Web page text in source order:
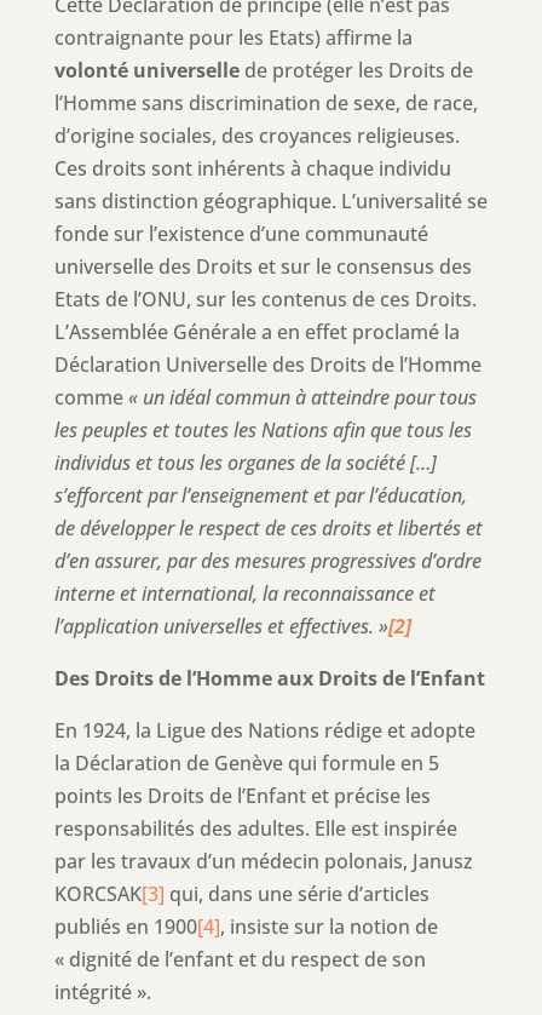
contraignante pour les Etats) affirme la
volonté universellede protéger les Droits de
l’Homme sans discrimination de sexe, de race,
d’origine sociales, des croyances religieuses.
Ces droits sont inhérents à chaque individu
sans distinction géographique. L’universalité se
fonde sur l’existence d’une communauté
universelle des Droits et sur le consensus des
Etats de l’ONU, sur les contenus de ces Droits.
L’Assemblée Générale a en effet proclamé la
Déclaration Universelle des Droits de l’Homme
comme« un idéal commun à atteindre pour tous
les peuples et toutes les Nations afin que tous les
individus et tous les organes de la société […]
s’efforcent par l’enseignement et par l’éducation,
de développer le respect de ces droits et libertés et
d’en assurer, par des mesures progressives d’ordre
interne et international, la reconnaissance et
l’application universelles et effectives. »[2]
Des Droits de l’Homme aux Droits de l’Enfant
En 1924, la Ligue des Nations rédige et adopte
la Déclaration de Genève qui formule en 5
points les Droits de l’Enfant et précise les
responsabilités des adultes. Elle est inspirée
par les travaux d’un médecin polonais, Janusz
KORCSAK[3] qui, dans une série d’articles
publiés en 1900[4], insiste sur la notion de
« dignité de l’enfant et du respect de son
intégrité ».